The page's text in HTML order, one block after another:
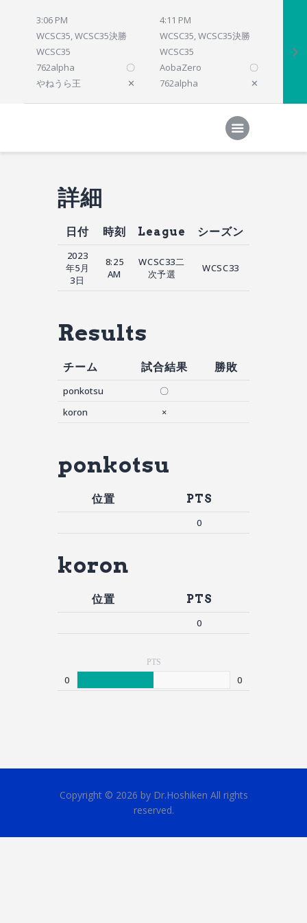
3:06 PM
WCSC35, WCSC35決勝
WCSC35
762alpha
〇
やねうら王
✕
4:11 PM
WCSC35, WCSC35決勝
WCSC35
AobaZero
〇
762alpha
✕
Home
参加プログラム
詳細
日付 時刻 League シーズン
2023
年5月
3日
8:25
AM
WCSC33二
次予選
WCSC33
Results
チーム 試合結果 勝敗
ponkotsu
〇
koron
×
ponkotsu
位置 PTS
0
koron
位置 PTS
0
PTS
0 0
Copyright © 2026 by Dr.Hoshiken All rights
reserved.